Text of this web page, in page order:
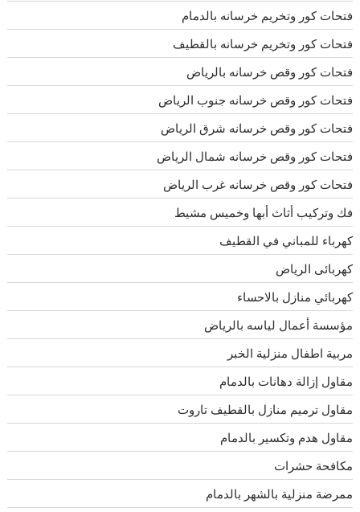
فتحات كور وتخريم خرسانه بالدمام
فتحات كور وتخريم خرسانه بالقطيف
فتحات كور وقص خرسانه بالرياض
فتحات كور وقص خرسانه جنوب الرياض
فتحات كور وقص خرسانه شرق الرياض
فتحات كور وقص خرسانه شمال الرياض
فتحات كور وقص خرسانه غرب الرياض
فك وتركيب أثاث أبها وخميس مشيط
كهرباء للمباني في القطيف
كهربائى الرياض
كهربائي منازل بالاحساء
مؤسسة أعمال لياسه بالرياض
مربية اطفال منزلية الخبر
مقاول إزالة دهانات بالدمام
مقاول ترميم منازل بالقطيف تاروت
مقاول هدم وتكسير بالدمام
مكافحة حشرات
ممرضة منزلية بالشهر بالدمام